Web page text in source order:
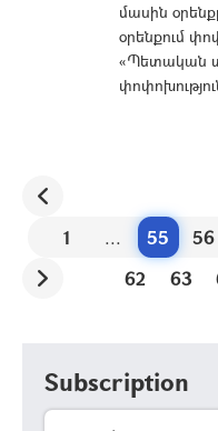
մասին
օրենքում
«Պետական
1 ... 55 56
62
63
Subscription